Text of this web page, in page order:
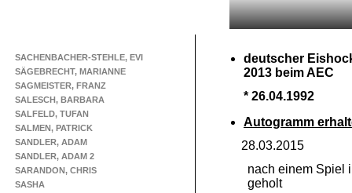
SACHENBACHER-STEHLE, EVI
SÄGEBRECHT, MARIANNE
SAGMEISTER, FRANZ
SALESCH, BARBARA
SALFELD, TUFAN
SALMEN, PATRICK
SANDLER, ADAM
SANDLER, ADAM 2
SARANDON, CHRIS
SASHA
deutscher
2013 beim AEC
* 26.04.1992
Autogramm
28.03.2015
nach einem Spiel
geholt